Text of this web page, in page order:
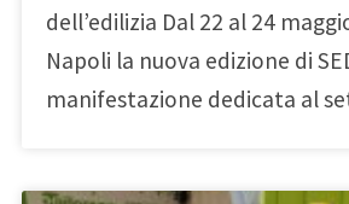
dell’edilizia Dal 22 al 24
Napoli la nuova edizione di
manifestazione dedicata al